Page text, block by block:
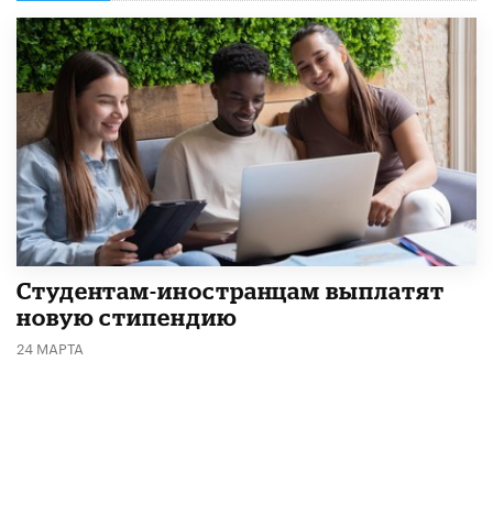
Студентам-иностранцам выплатят
новую стипендию
24 МАРТА